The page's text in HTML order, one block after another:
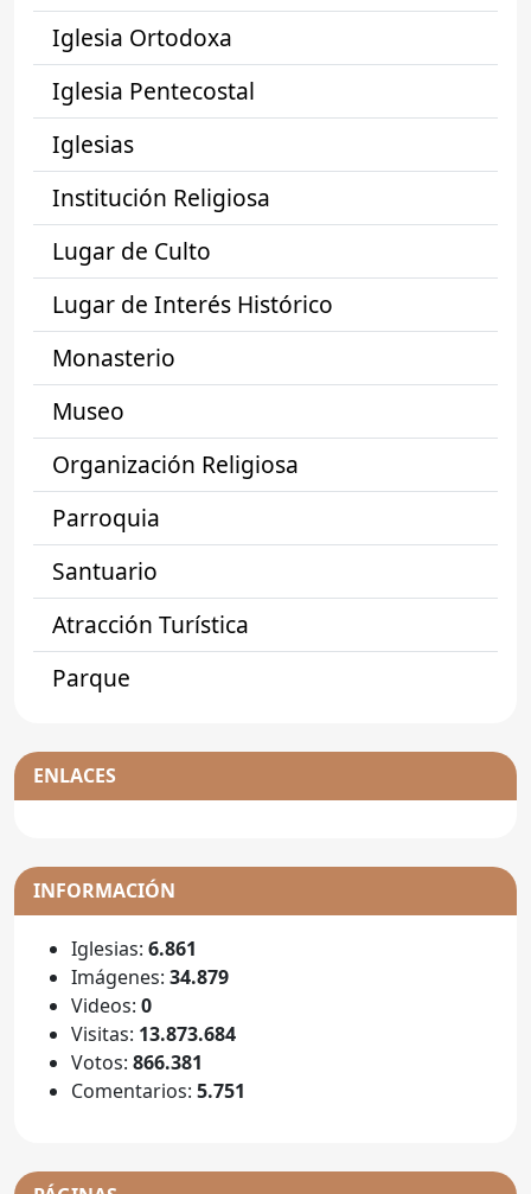
Iglesia Ortodoxa
Iglesia Pentecostal
Iglesias
Institución Religiosa
Lugar de Culto
Lugar de Interés Histórico
Monasterio
Museo
Organización Religiosa
Parroquia
Santuario
Atracción Turística
Parque
ENLACES
INFORMACIÓN
Iglesias: 6.861
Imágenes: 34.879
Videos: 0
Visitas: 13.873.684
Votos: 866.381
Comentarios: 5.751